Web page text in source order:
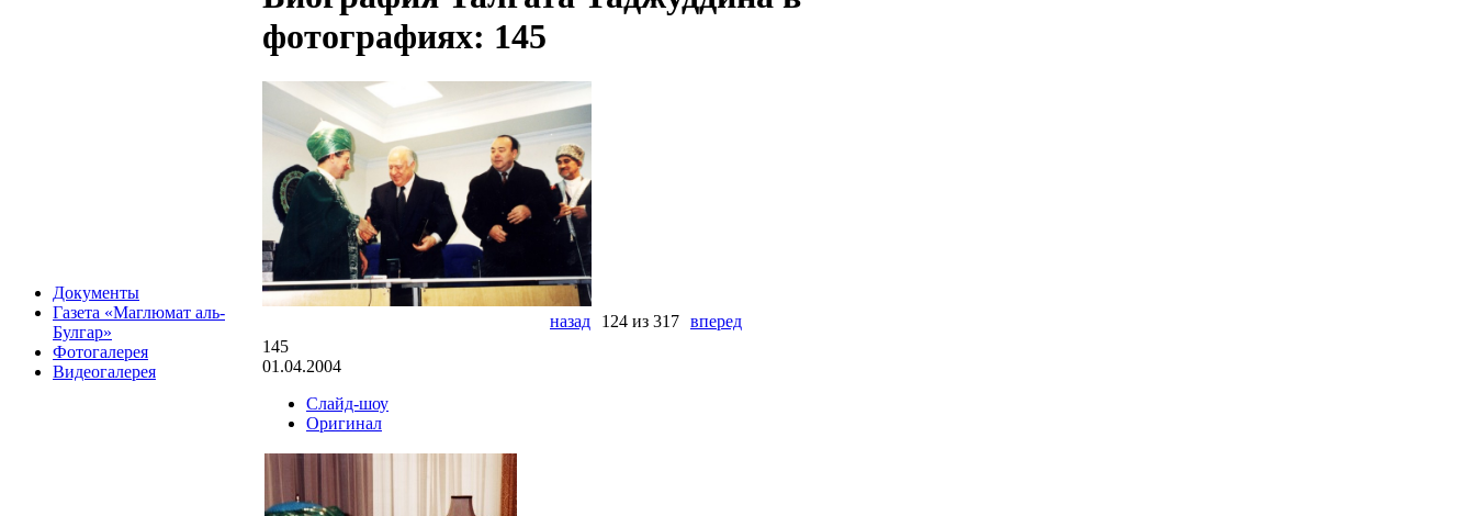
Документы
Газета «Маглюмат аль-
Булгар»
Фотогалерея
Видеогалерея
фотографиях: 145
назад 124 из 317 вперед
145
01.04.2004
Слайд-шоу
Оригинал